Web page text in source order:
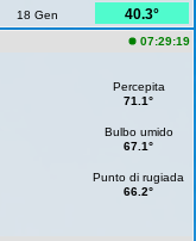
18 Gen
40.3°
07:29:19
Percepita
71.1°
Bulbo umido
67.1°
Punto di rugiada
66.2°